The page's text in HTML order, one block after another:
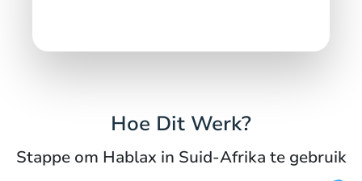
Hoe Dit Werk?
Stappe om Hablax in Suid-Afrika te gebruik